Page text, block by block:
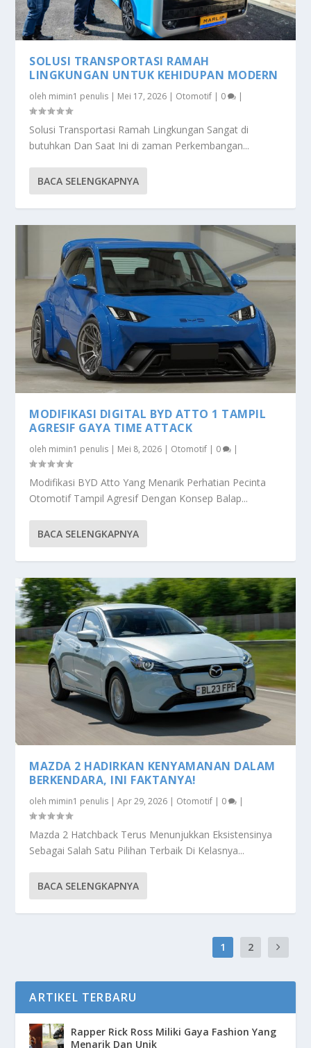
SOLUSI TRANSPORTASI RAMAH
LINGKUNGAN UNTUK KEHIDUPAN MODERN
oleh mimin1 penulis | Mei 17, 2026 | Otomotif | 0 |
Solusi Transportasi Ramah Lingkungan Sangat di
butuhkan Dan Saat Ini di zaman Perkembangan...
BACA SELENGKAPNYA
MODIFIKASI DIGITAL BYD ATTO 1 TAMPIL
AGRESIF GAYA TIME ATTACK
oleh mimin1 penulis | Mei 8, 2026 | Otomotif | 0 |
Modifikasi BYD Atto Yang Menarik Perhatian Pecinta
Otomotif Tampil Agresif Dengan Konsep Balap...
BACA SELENGKAPNYA
MAZDA 2 HADIRKAN KENYAMANAN DALAM
BERKENDARA, INI FAKTANYA!
oleh mimin1 penulis |Apr 29, 2026 | Otomotif | 0 |
Mazda 2 Hatchback Terus Menunjukkan Eksistensinya
Sebagai Salah Satu Pilihan Terbaik Di Kelasnya...
BACA SELENGKAPNYA
1 2
ARTIKEL TERBARU
Rapper Rick Ross Miliki Gaya Fashion Yang
Menarik Dan Unik